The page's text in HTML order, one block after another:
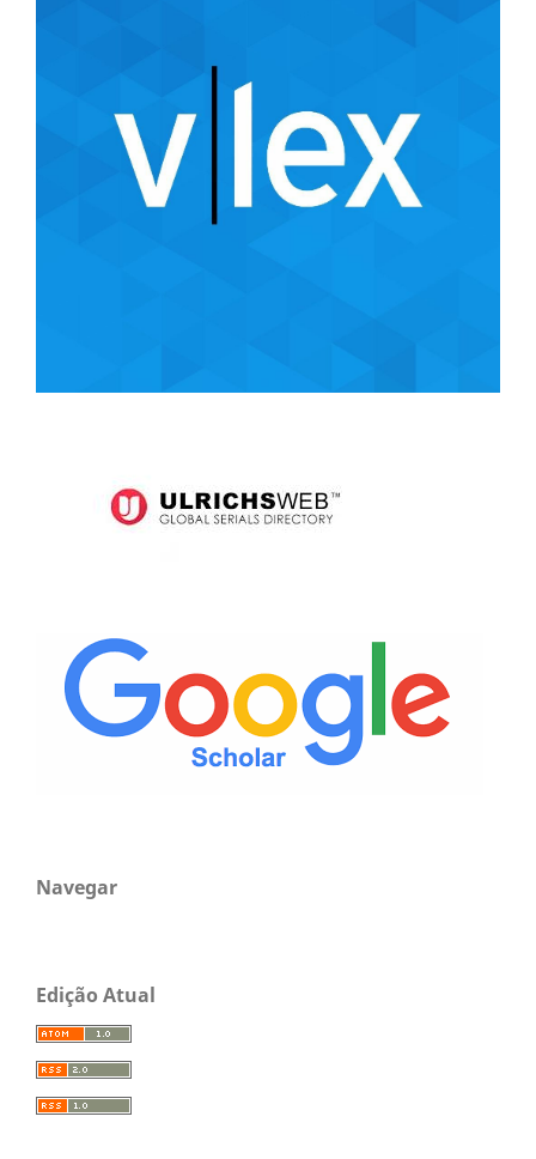
Navegar
Edição Atual